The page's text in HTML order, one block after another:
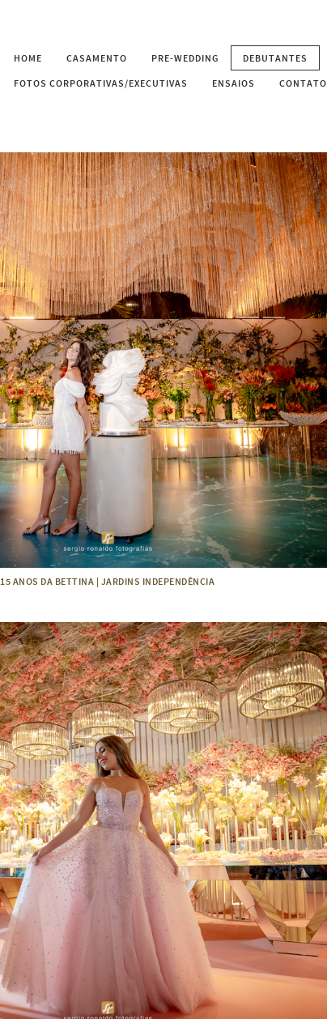
HOME CASAMENTO PRE-WEDDING DEBUTANTES
FOTOS CORPORATIVAS/EXECUTIVAS
ENSAIOS CONTATO
15 ANOS DA BETTINA | JARDINS INDEPENDÊNCIA